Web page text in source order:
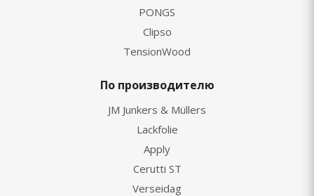
PONGS
Clipso
TensionWood
По производителю
JM Junkers & Müllers
Lackfolie
Apply
Cerutti ST
Verseidag